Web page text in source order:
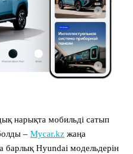
нарықта мобильді сатып
– Mycar.kz жаңа
барлық Hyundai модельдерін